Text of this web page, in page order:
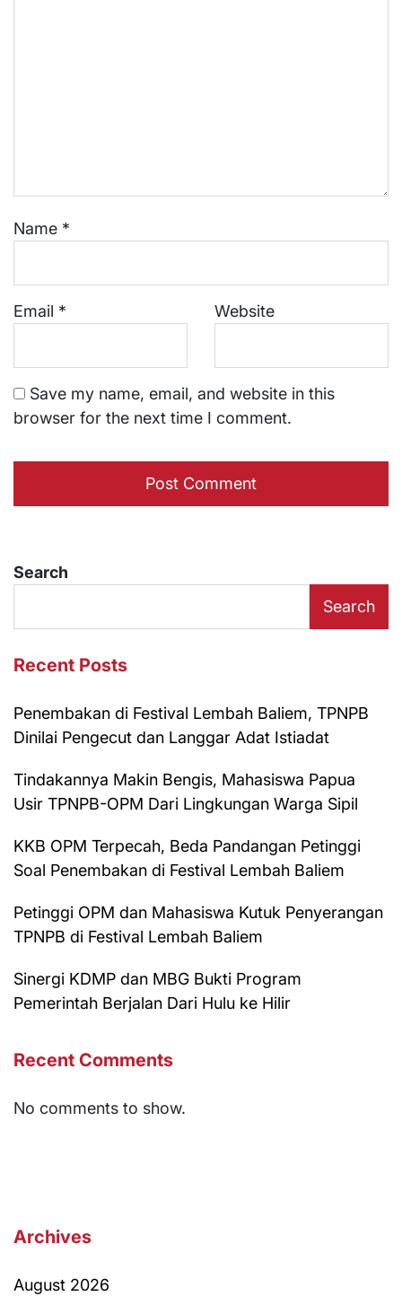
Name *
Email * Website
Save my name, email, and website in this
browser for the next time I comment.
Search
Search
Recent Posts
Penembakan di Festival Lembah Baliem, TPNPB
Dinilai Pengecut dan Langgar Adat Istiadat
Tindakannya Makin Bengis, Mahasiswa Papua
Usir TPNPB-OPM Dari Lingkungan Warga Sipil
KKB OPM Terpecah, Beda Pandangan Petinggi
Soal Penembakan di Festival Lembah Baliem
Petinggi OPM dan Mahasiswa Kutuk Penyerangan
TPNPB di Festival Lembah Baliem
Sinergi KDMP dan MBG Bukti Program
Pemerintah Berjalan Dari Hulu ke Hilir
Recent Comments
No comments to show.
Archives
August 2026